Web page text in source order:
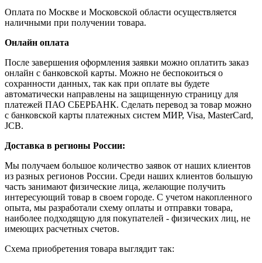
Оплата по Москве и Московской области осуществляется
наличными при получении товара.
Онлайн оплата
После завершения оформления заявки можно оплатить заказ
онлайн с банковской карты. Можно не беспокоиться о
сохранности данных, так как при оплате вы будете
автоматически направлены на защищенную страницу для
платежей ПАО СБЕРБАНК. Сделать перевод за товар можно
с банковской карты платежных систем МИР, Visa, MasterCard,
JCB.
Доставка в регионы России:
Мы получаем большое количество заявок от наших клиентов
из разных регионов России. Среди наших клиентов большую
часть занимают физические лица, желающие получить
интересующий товар в своем городе. С учетом накопленного
опыта, мы разработали схему оплаты и отправки товара,
наиболее подходящую для покупателей - физических лиц, не
имеющих расчетных счетов.
Схема приобретения товара выглядит так: